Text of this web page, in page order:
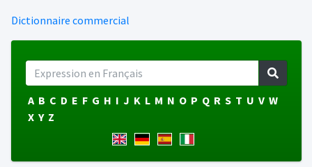
Dictionnaire commercial
A B C D E F G H I J K L M N O P Q R S T U V W
X Y Z